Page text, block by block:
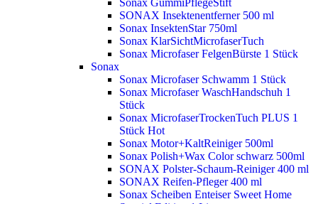
SONAX Insektenentferner 500 ml
Sonax InsektenStar 750ml
Sonax KlarSichtMicrofaserTuch
Sonax Microfaser FelgenBürste 1 Stück
Sonax
Sonax Microfaser Schwamm 1 Stück
Sonax Microfaser WaschHandschuh 1
Stück
Sonax MicrofaserTrockenTuch PLUS 1
Stück Hot
Sonax Motor+KaltReiniger 500ml
Sonax Polish+Wax Color schwarz 500ml
SONAX Polster-Schaum-Reiniger 400 ml
SONAX Reifen-Pfleger 400 ml
Sonax Scheiben Enteiser Sweet Home